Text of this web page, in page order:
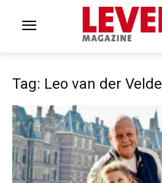
Tag: Leo van der Velde